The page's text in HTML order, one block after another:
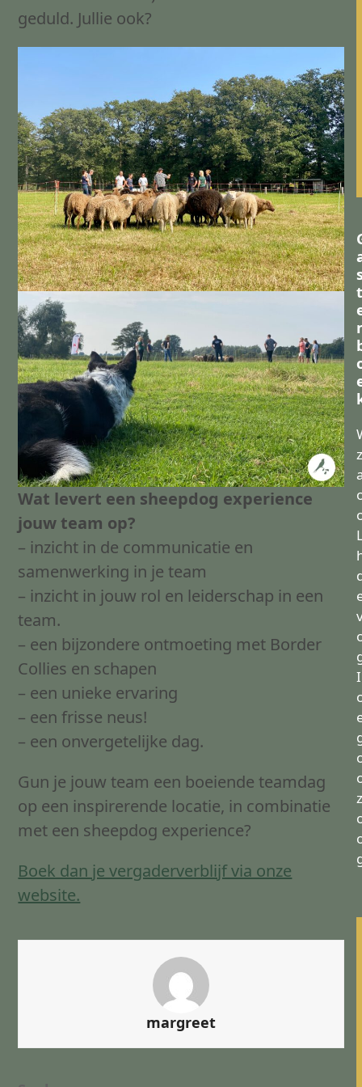
geduld. Jullie ook?
Wat levert een sheepdog experience
jouw team op?
– inzicht in de communicatie en
samenwerking in je team
– inzicht in jouw rol en leiderschap in een
team.
– een bijzondere ontmoeting met Border
Collies en schapen
– een unieke ervaring
– een frisse neus!
– een onvergetelijke dag.
Gun je jouw team een boeiende teamdag
op een inspirerende locatie, in combinatie
met een sheepdog experience?
Boek dan je vergaderverblijf via onze
website.
margreet
t